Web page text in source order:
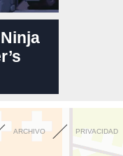
ARCHIVO PRIVACIDAD